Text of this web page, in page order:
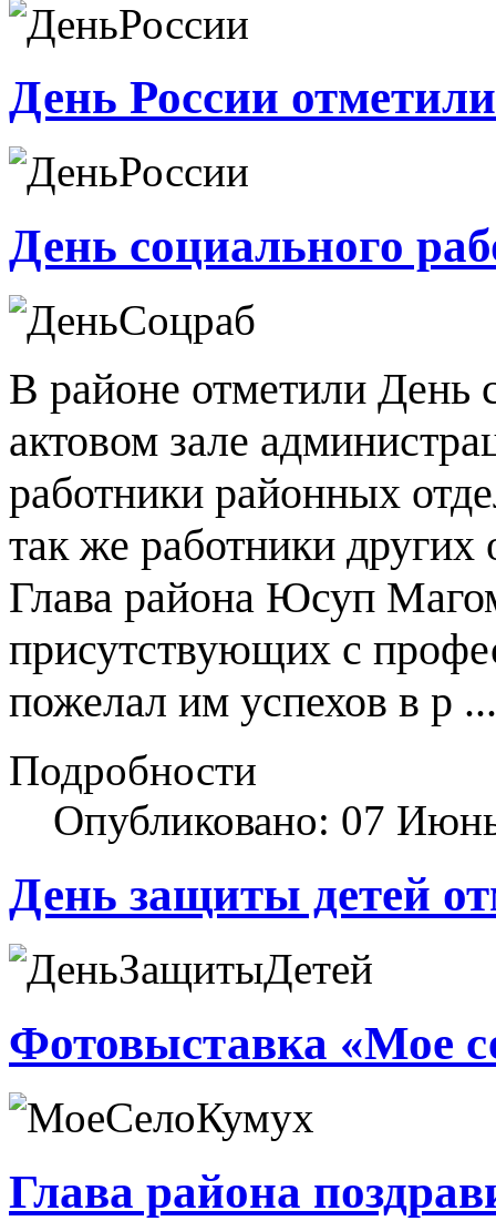
День России
День социального
В районе отметили День
актовом зале
работники районных
так же работники
Глава района Юсуп
присутствующих с
пожелал им успехов в р ...
Подробности
Опубликовано: 07
День защиты детей
Фотовыставка «Мое
Глава района